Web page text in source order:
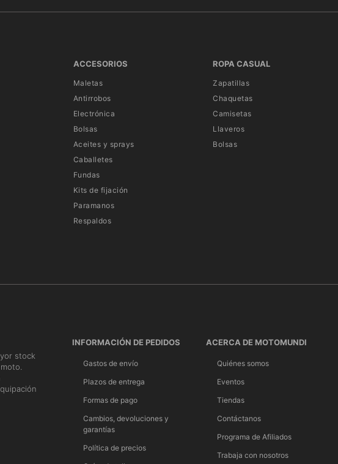
ACCESORIOS
Maletas
Antirrobos
Electrónica
Bolsas
Aceites y sprays
Caballetes
Fundas
Kits de fijación
Paramanos
Respaldos
ROPA CASUAL
Zapatillas
Chaquetas
Camisetas
Llaveros
Bolsas
stock
INFORMACIÓN DE PEDIDOS
Gastos de envío
Plazos de entrega
Formas de pago
Cambios, devoluciones y
garantías
Política de precios
ACERCA DE MOTOMUNDI
Quiénes somos
Eventos
Tiendas
Contáctanos
Programa de Afiliados
Trabaja con nosotros